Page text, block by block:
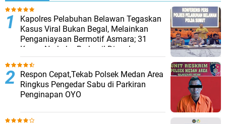
Kapolres Pelabuhan Belawan Tegaskan
Kasus Viral Bukan Begal, Melainkan
Penganiayaan Bermotif Asmara; 31
Kasus Narkoba Berhasil Diungkap
Respon Cepat,Tekab Polsek Medan Area
Ringkus Pengedar Sabu di Parkiran
Penginapan OYO